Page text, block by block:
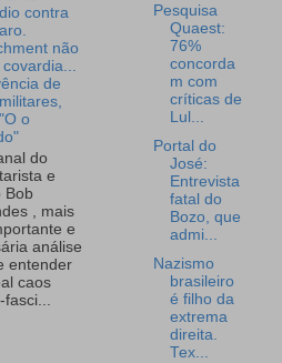
contra
não
de
o
do
e
Bob
, mais
e
análise
entender
caos
Pesquisa
Quaest:
76%
concorda
m com
críticas de
Lul...
Portal do
José:
Entrevista
fatal do
Bozo, que
admi...
Nazismo
brasileiro
é filho da
extrema
direita.
Tex...